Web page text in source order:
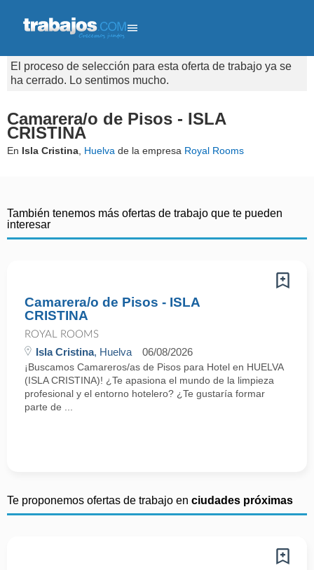
El proceso de selección para esta oferta de trabajo ya se
ha cerrado. Lo sentimos mucho.
Camarera/o de Pisos - ISLA
CRISTINA
En Isla Cristina Huelva de la empresa Royal Rooms
También tenemos más ofertas de trabajo que te pueden
interesar
Camarera/o de Pisos - ISLA
CRISTINA
ROYAL ROOMS
Isla Cristina, Huelva 06/08/2026
¡Buscamos Camareros/as de Pisos para Hotel en HUELVA
(ISLA CRISTINA)! ¿Te apasiona el mundo de la limpieza
profesional y el entorno hotelero? ¿Te gustaría formar
parte de ...
Te proponemos ofertas de trabajo en ciudades próximas